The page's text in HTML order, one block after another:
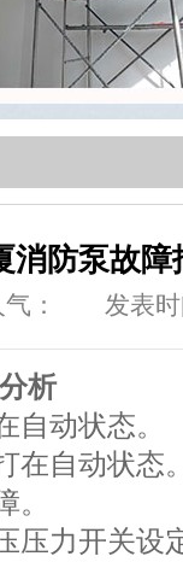
消防泵故障
： 发表
析
动状态。
自动状态
力开关设